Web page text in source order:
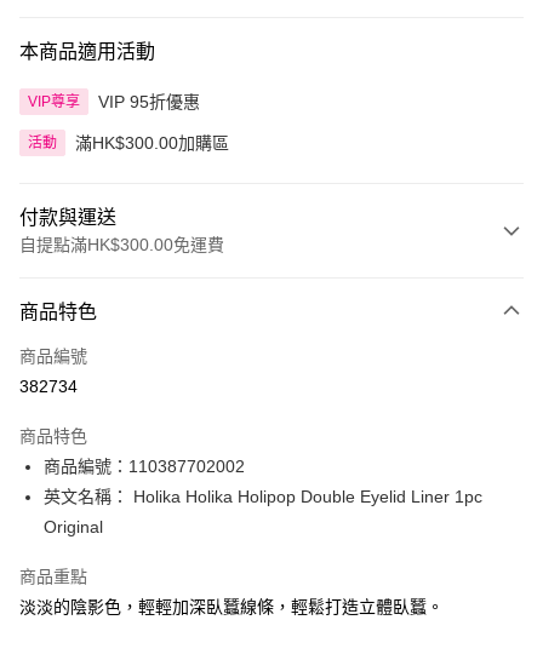
本商品適用活動
VIP尊享 VIP 95折優惠
活動 滿HK$300.00加購區
付款與運送
自提點滿HK$300.00免運費
信用卡
Apple Pay
PayMe
WeChat Pay
送貨方式
商品特色
商品編號
382734
商品特色
商品編號：110387702002
英文名稱： Holika Holika Holipop Double Eyelid Liner 1pc
Original
商品重點
淡淡的陰影色，輕輕加深臥蠶線條，輕鬆打造立體臥蠶。